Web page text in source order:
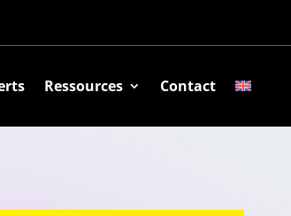
Ressources Contact